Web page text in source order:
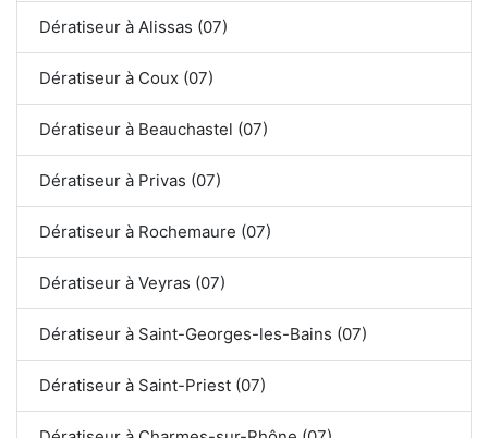
Dératiseur à Alissas (07)
Dératiseur à Coux (07)
Dératiseur à Beauchastel (07)
Dératiseur à Privas (07)
Dératiseur à Rochemaure (07)
Dératiseur à Veyras (07)
Dératiseur à Saint-Georges-les-Bains (07)
Dératiseur à Saint-Priest (07)